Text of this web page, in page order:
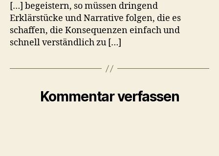
[…] begeistern, so müssen dringend
Erklärstücke und Narrative folgen, die es
schaffen, die Konsequenzen einfach und
schnell verständlich zu […]
Kommentar verfassen